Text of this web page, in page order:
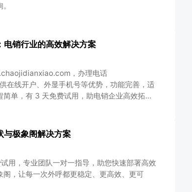
电销行业的高效解决方案
，办理电话
在线开户、外显手机号等优势，功能完善，适
简单，有 3 天免费试用，助电销企业高效拓
与极象阁解决方案
用，专业团队一对一指导，助您快速部署高效
阁，让每一次外呼都更稳定、更高效、更可